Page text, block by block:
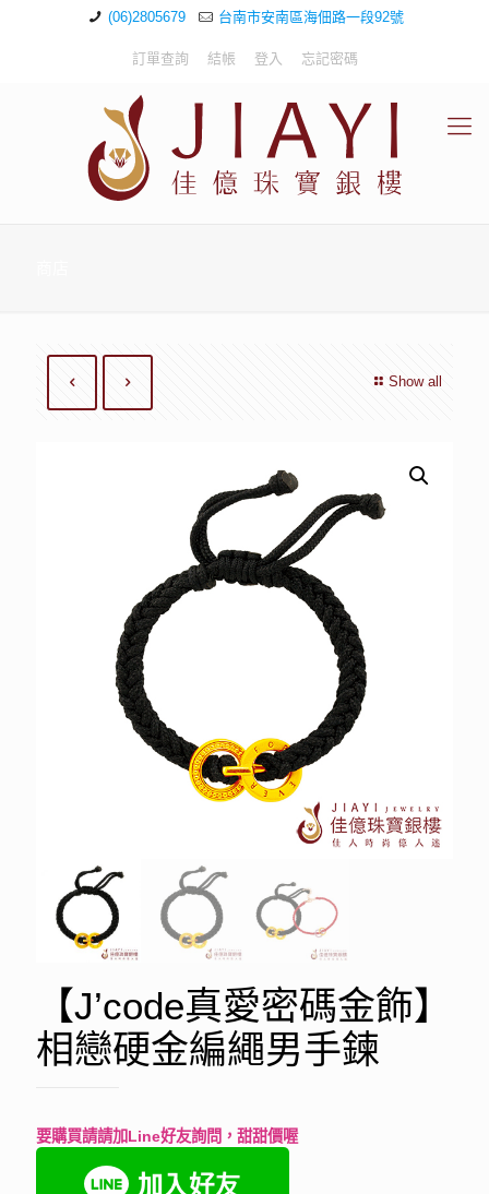
(06)2805679 台南市安南區海佃路一段92號
訂單查詢 結帳 登入 忘記密碼
Show all
【J’code真愛密碼金飾】
相戀硬金編繩男手鍊
要購買請請加Line好友詢問，甜甜價喔